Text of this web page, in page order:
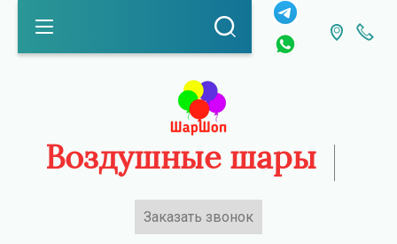
Воздушные шары
Заказать звонок